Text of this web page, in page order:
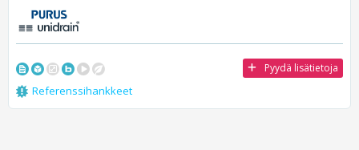
Pyydä lisätietoja
Referenssihankkeet